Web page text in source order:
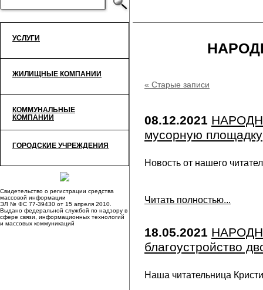
УСЛУГИ
ЖИЛИЩНЫЕ КОМПАНИИ
КОММУНАЛЬНЫЕ
КОМПАНИИ
ГОРОДСКИЕ УЧРЕЖДЕНИЯ
Свидетельство о регистрации средства
массовой информации
ЭЛ № ФС 77-39430 от 15 апреля 2010.
Выдано федеральной службой по надзору в
сфере связи, информационных технологий
и массовых коммуникаций
« Старые записи
08.12.2021
мусорную площадку
Новость от нашего
Читать полностью...
18.05.2021
благоустройство
Наша читательница